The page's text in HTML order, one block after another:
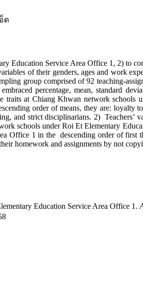
ด
Service Area Office 1, 2) to
of their genders, ages and work
group comprised of 92 teaching-
percentage, mean, standard
traits at Chiang Khwan network schools
order of means, they are: loyalty
and strict disciplinarians. 2) Teachers’
schools under Roi Et Elementary
Office 1 in the descending order of first
homework and assignments by not
Education Service Area Office 1.